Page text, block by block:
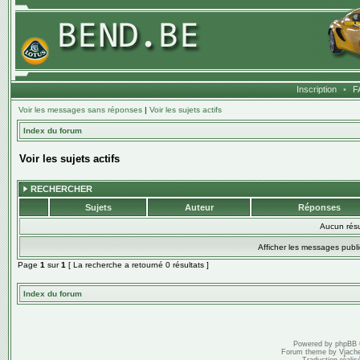
Inscription •
Voir les messages sans réponses | Voir les sujets actifs
Index du forum
Voir les sujets actifs
RECHERCHER
Sujets
Auteur Réponses
Aucun
Afficher les messages
Page 1 sur1 [ La recherche a retourné 0 résultats ]
Index du forum
Powered by phpBB
Forum theme by